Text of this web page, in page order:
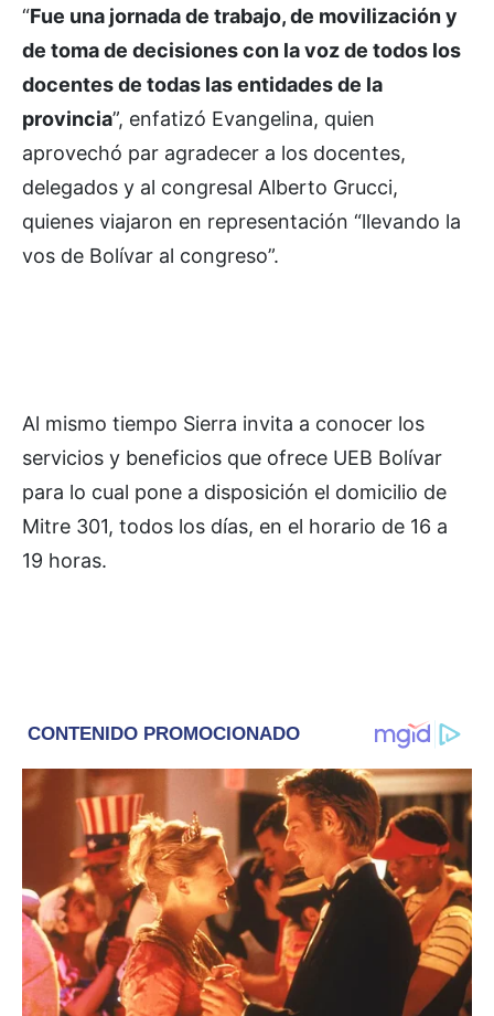
“Fue una jornada de trabajo, de movilización y
de toma de decisiones con la voz de todos los
docentes de todas las entidades de la
provincia”, enfatizó Evangelina, quien
aprovechó par agradecer a los docentes,
delegados y al congresal Alberto Grucci,
quienes viajaron en representación “llevando la
vos de Bolívar al congreso”.
Al mismo tiempo Sierra invita a conocer los
servicios y beneficios que ofrece UEB Bolívar
para lo cual pone a disposición el domicilio de
Mitre 301, todos los días, en el horario de 16 a
19 horas.